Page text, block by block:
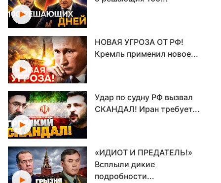
НОВАЯ УГРОЗА ОТ РФ!
Кремль применил новое...
Удар по судну РФ вызвал
СКАНДАЛ! Иран требует...
«ИДИОТ И ПРЕДАТЕЛЬ!»
Всплыли дикие
подробности...